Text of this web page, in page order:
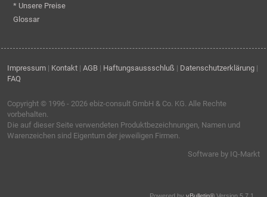
* Unsere Preise
Glossar
Impressum | Kontakt | AGB | Haftungsaussschluß | Datenschutzerklärung |
FAQ
Copyright © 1996 - 2026 ebiz-consult GmbH & Co. KG. Alle Rechte
vorbehalten.
Die auf dieser Seite verwendeten Produktbezeichnungen, Namen und
Warenzeichen sind Eigentum der jeweiligen Firmen.
Software by IQ-Markt